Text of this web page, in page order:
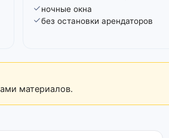
ночные окна
без остановки арендаторов
материалов.